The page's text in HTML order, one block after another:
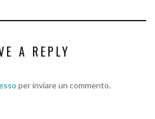
A REPLY
per inviare un commento.